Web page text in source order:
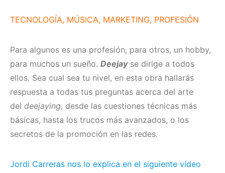
TECNOLOGÍA, MÚSICA, MARKETING, PROFESIÓN
Para algunos es una profesión, para otros, un hobby,
para muchos un sueño. Deejayse dirige a todos
ellos. Sea cual sea tu nivel, en esta obra hallarás
respuesta a todas tus preguntas acerca del arte
del deejaying, desde las cuestiones técnicas más
básicas, hasta los trucos más avanzados, o los
secretos de la promoción en las redes.
Jordi Carreras nos lo explica en el siguiente vídeo